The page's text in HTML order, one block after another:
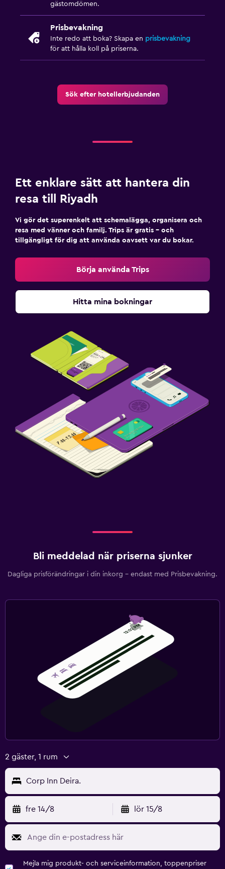
gästomdömen.
Prisbevakning
Inte redo att boka? Skapa en prisbevakning
för att hålla koll på priserna.
Sök efter hotellerbjudanden
Ett enklare sätt att hantera din
resa till Riyadh
Vi gör det superenkelt att schemalägga, organisera och
resa med vänner och familj. Trips är gratis – och
tillgängligt för dig att använda oavsett var du bokar.
Börja använda Trips
Hitta mina bokningar
Bli meddelad när priserna sjunker
Dagliga prisförändringar i din inkorg – endast med Prisbevakning.
2 gäster, 1 rum
Corp Inn Deira.
fre 14/8 lör 15/8
Mejla mig produkt- och serviceinformation, toppenpriser